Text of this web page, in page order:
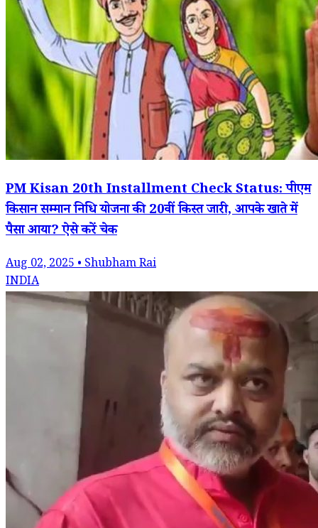
PM Kisan 20th Installment Check Status: पीएम
किसान सम्मान निधि योजना की 20वीं किस्त जारी, आपके खाते में
पैसा आया? ऐसे करें चेक
Aug 02, 2025 • Shubham Rai
INDIA